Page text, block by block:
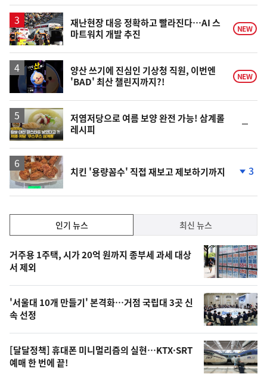
일
재난현장 대응 정확하고 빨라진다…AI 스
마트워치 개발 추진
NEW
영
양산 쓰기에 진심인 기상청 직원, 이번엔
'BAD' 최산 챌린지까지?!
NEW
영
상
저염저당으로 여름 보양 완전 가능! 삼계롤
레시피
일
치킨 '용량꼼수' 직접 재보고 제보하기까지
하
락
3
기,
최
신,
오
늘
의
영
상
인기 뉴스 최신 뉴스
기
뉴
스
거주용 1주택, 시가 20억 원까지 종부세 과세 대상
서 제외
'서울대 10개 만들기' 본격화…거점 국립대 3곳 신
속 선정
[달달정책] 휴대폰 미니멀리즘의 실현…KTX·SRT
예매 한 번에 끝!